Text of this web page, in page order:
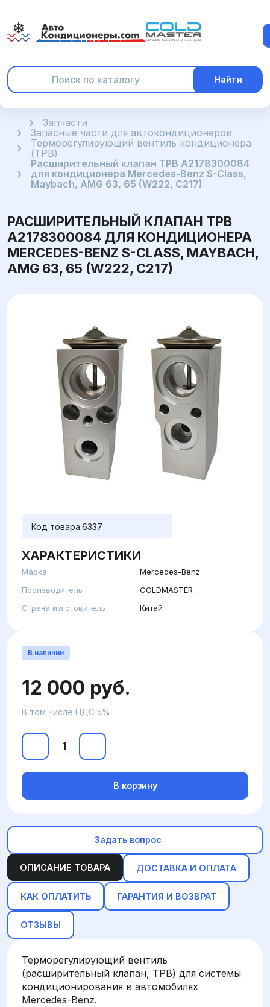
Найти
ГлавнаяЗапчасти
Запасные части для автокондиционеров
Терморегулирующий вентиль кондиционера
(ТРВ)
Расширительный клапан ТРВ A2178300084
для кондиционера Mercedes-Benz S-Class,
Maybach, AMG 63, 65 (W222, C217)
РАСШИРИТЕЛЬНЫЙ КЛАПАН ТРВ
A2178300084 ДЛЯ КОНДИЦИОНЕРА
MERCEDES-BENZ S-CLASS, MAYBACH,
AMG 63, 65 (W222, C217)
Код товара:6337
ХАРАКТЕРИСТИКИ
Марка
Mercedes-Benz
Производитель
COLDMASTER
Страна изготовитель
Китай
ОПИСАНИЕ ТОВАРА ДОСТАВКА И ОПЛАТА
КАК ОПЛАТИТЬ ГАРАНТИЯ И ВОЗВРАТ
ОТЗЫВЫ
Терморегулирующий вентиль
(расширительный клапан, ТРВ) для системы
кондиционирования в автомобилях
Mercedes-Benz.
В наличии
12 000 руб.
В том числе НДС 5%
В корзину
Задать вопрос